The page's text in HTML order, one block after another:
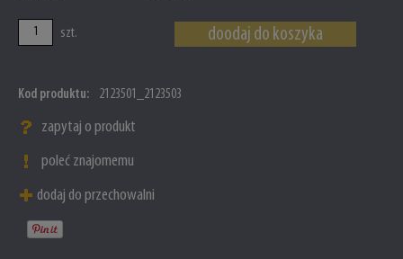
szt. doodaj do koszyka
Kod produktu: 2123501_2123503
zapytaj o produkt
poleć znajomemu
dodaj do przechowalni